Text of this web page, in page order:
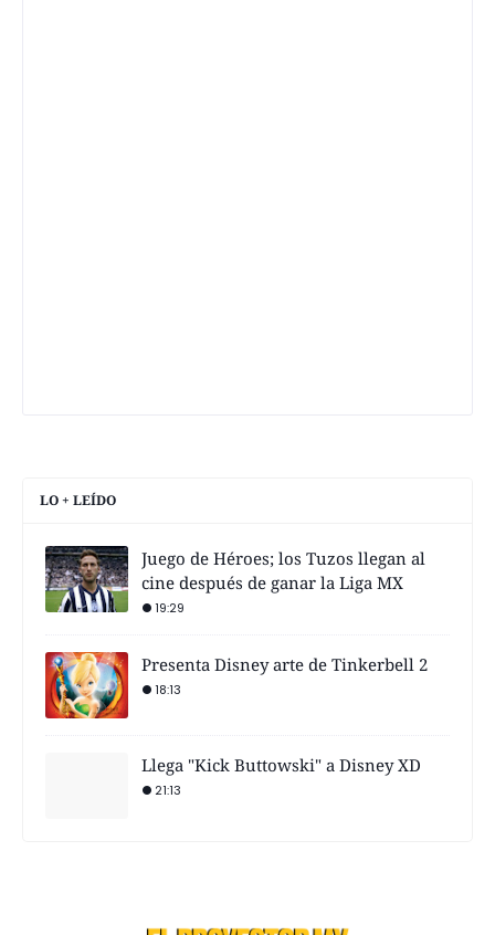
LO + LEÍDO
Juego de Héroes; los Tuzos llegan al
cine después de ganar la Liga MX
19:29
Presenta Disney arte de Tinkerbell 2
18:13
Llega "Kick Buttowski" a Disney XD
21:13